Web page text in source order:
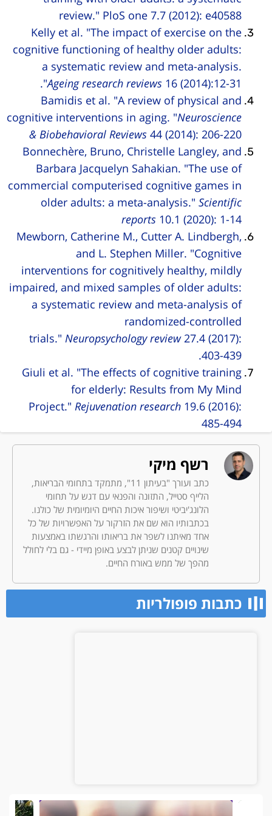
review." PloS one 7.7 (2012): e40588
Kelly et al. "The impact of exercise on the
cognitive functioning of healthy older adults:
a systematic review and meta-analysis.
"Ageing research reviews 16 (2014):12-31.
Bamidis et al. "A review of physical and
cognitive interventions in aging. "Neuroscience
& Biobehavioral Reviews 44 (2014): 206-220
Bonnechère, Bruno, Christelle Langley, and
Barbara Jacquelyn Sahakian. "The use of
commercial computerised cognitive games in
older adults: a meta-analysis." Scientific
reports 10.1 (2020): 1-14
Mewborn, Catherine M., Cutter A. Lindbergh,
and L. Stephen Miller. "Cognitive
interventions for cognitively healthy, mildly
impaired, and mixed samples of older adults:
a systematic review and meta-analysis of
randomized-controlled
trials." Neuropsychology review27.4 (2017):
403-439.
Giuli et al. "The effects of cognitive training
for elderly: Results from My Mind
Project." Rejuvenation research 19.6 (2016):
485-494
רשף מיקי
כתב ועורך "בעיתון 11", מתמקד בתחומי הבריאות,
הלייף סטייל, התזונה והפנאי עם דגש על תחומי
הלונג'יביטי ושיפור איכות החיים היומיומית של כולנו.
בכתבותיו הוא שם את הזרקור על האפשרויות של כל
אחד מאיתנו לשפר את בריאותו והרגשתו באמצעות
שינויים קטנים שניתן לבצע באופן מיידי - גם בלי לחולל
מהפך של ממש באורח החיים.
כתבות פופולריות​